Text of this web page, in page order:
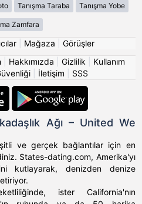
Tanışma Taraba Tanışma Yobe
Zamfara
Mağaza
Görüşler
Hakkımızda Gizlilik
Kullanım
| İletişim SSS
Ağı – United We
ve gerçek bağlantılar için en
States-dating.com, Amerika'yı
kutlayarak, denizden denize
ister California'nın